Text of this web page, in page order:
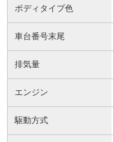
ボディタイプ色
車台番号末尾
排気量
エンジン
駆動方式